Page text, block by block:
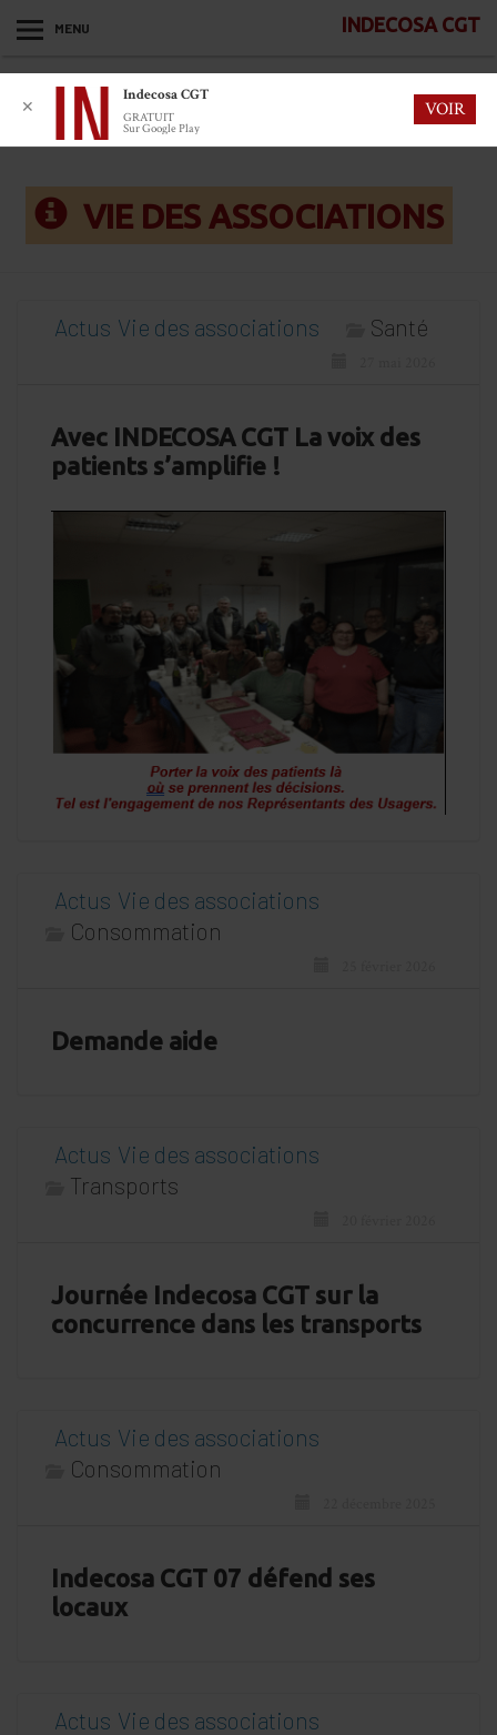
MENU INDECOSA CGT
VIE DES ASSOCIATIONS
Actus Vie des associations Santé
Avec INDECOSA CGT La voix des
patients s’amplifie !
Actus Vie des associations
Consommation
Demande aide
Actus Vie des associations
Transports
Journée Indecosa CGT sur la
concurrence dans les transports
Actus Vie des associations
Consommation
Indecosa CGT 07 défend ses
locaux
Actus Vie des associations
✕
Indecosa CGT
GRATUIT
Sur Google Play
VOIR